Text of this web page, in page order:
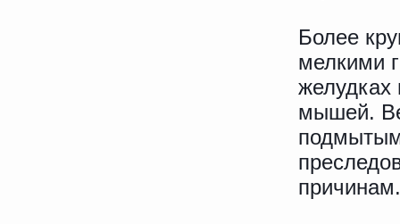
Более
мелкими
желудках
мышей.
причинам.